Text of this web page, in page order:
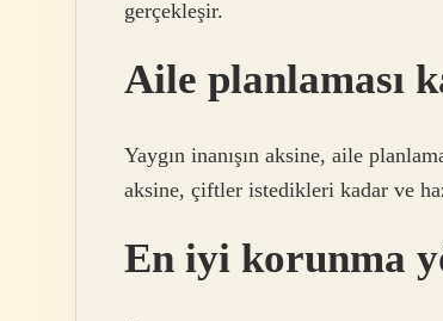
gerçekleşir.
Aile planlaması
Yaygın inanışın aksine, aile
aksine, çiftler istedikleri kadar ve
En iyi korunma